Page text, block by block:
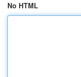
No HTML